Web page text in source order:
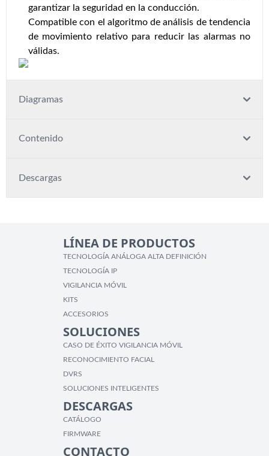
garantizar la seguridad en la conducción.
Compatible con el algoritmo de análisis de tendencia
de movimiento relativo para reducir las alarmas no
válidas.
Diagramas
Contenido
Descargas
LÍNEA DE PRODUCTOS
TECNOLOGÍA ANÁLOGA ALTA DEFINICIÓN
TECNOLOGÍA IP
VIGILANCIA MÓVIL
KITS
ACCESORIOS
SOLUCIONES
CASO DE ÉXITO VIGILANCIA MÓVIL
RECONOCIMIENTO FACIAL
DVRS
SOLUCIONES INTELIGENTES
DESCARGAS
CATÁLOGO
FIRMWARE
CONTACTO